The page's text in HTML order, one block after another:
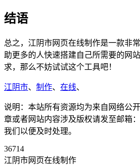
结语
总之，江阴市网页在线制作是一款非
助更多的人快速搭建自己所需要的网
求，那么不妨试试这个工具吧！
江阴市、 制作、 在线、
说明：本站所有资源均为来自网络公
章或者网站内容涉及版权请发至邮箱：
我们以便及时处理。
36714
江阴市网页在线制作